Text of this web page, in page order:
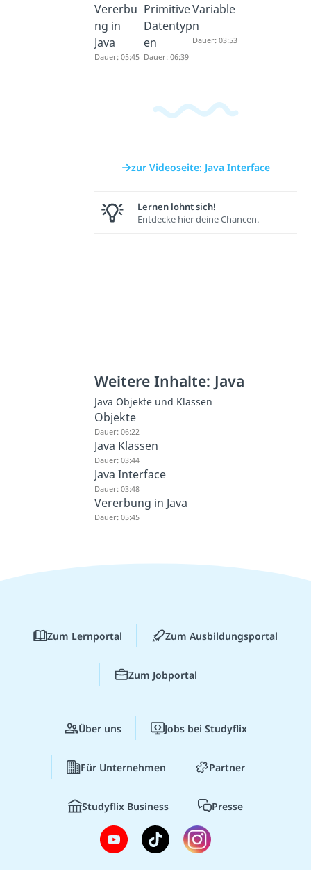
Vererbu
ng in
Java
Dauer: 05:45
Primitive
Datentyp
en
Dauer: 06:39
Variable
n
Dauer: 03:53
zur Videoseite: Java Interface
Lernen lohnt sich!
Entdecke hier deine Chancen.
Weitere Inhalte: Java
Java Objekte und Klassen
Objekte
Dauer: 06:22
Java Klassen
Dauer: 03:44
Java Interface
Dauer: 03:48
Vererbung in Java
Dauer: 05:45
Zum Lernportal Zum Ausbildungsportal
Zum Jobportal
Über uns Jobs bei Studyflix
Für Unternehmen Partner
Studyflix Business Presse